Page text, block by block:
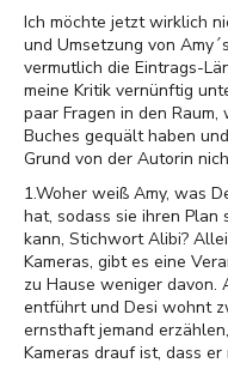
Ich möchte jetzt wirklich
und Umsetzung von
vermutlich die Eintrags-
meine Kritik vernünftig
paar Fragen in den
Buches gequält haben
Grund von der Autorin
1.Woher weiß Amy, was
hat, sodass sie ihren
kann, Stichwort Alibi?
Kameras, gibt es eine
zu Hause weniger davon.
entführt und Desi wohnt
ernsthaft jemand
Kameras drauf ist, dass